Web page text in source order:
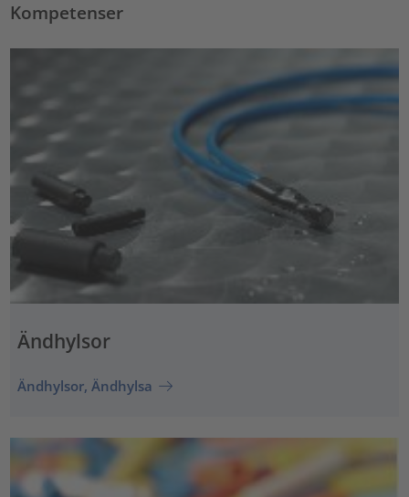
Kompetenser
Ändhylsor
Ändhylsor, Ändhylsa